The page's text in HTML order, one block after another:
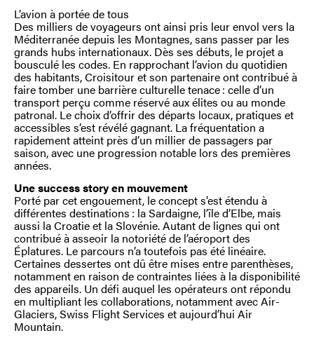
L’avion à portée de tous
Des milliers de voyageurs ont ainsi pris leur envol vers la
Méditerranée depuis les Montagnes, sans passer par les
grands hubs internationaux. Dès ses débuts, le projet a
bousculé les codes. En rapprochant l’avion du quotidien
des habitants, Croisitour et son partenaire ont contribué à
faire tomber une barrière culturelle tenace : celle d’un
transport perçu comme réservé aux élites ou au monde
patronal. Le choix d’offrir des départs locaux, pratiques et
accessibles s’est révélé gagnant. La fréquentation a
rapidement atteint près d’un millier de passagers par
saison, avec une progression notable lors des premières
années.
Une success story en mouvement
Porté par cet engouement, le concept s’est étendu à
différentes destinations : la Sardaigne, l’île d’Elbe, mais
aussi la Croatie et la Slovénie. Autant de lignes qui ont
contribué à asseoir la notoriété de l’aéroport des
Éplatures. Le parcours n’a toutefois pas été linéaire.
Certaines dessertes ont dû être mises entre parenthèses,
notamment en raison de contraintes liées à la disponibilité
des appareils. Un défi auquel les opérateurs ont répondu
en multipliant les collaborations, notamment avec Air-
Glaciers, Swiss Flight Services et aujourd’hui Air
Mountain.